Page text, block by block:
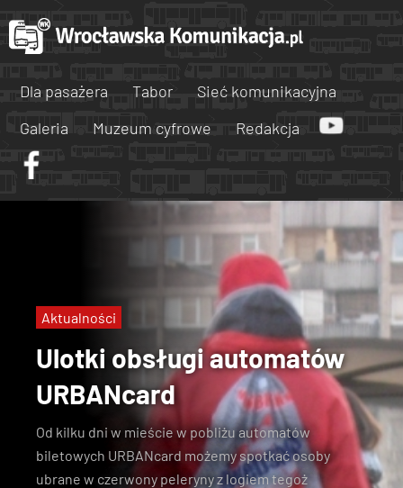
Dla pasażera Tabor
Sieć komunikacyjna
Galeria
Muzeum cyfrowe Redakcja
Ulotki obsługi automatów
URBANcard
Od kilku dni w mieście w pobliżu automatów
biletowych URBANcard możemy spotkać osoby
ubrane w czerwony peleryny z logiem tegoż
Aktualności